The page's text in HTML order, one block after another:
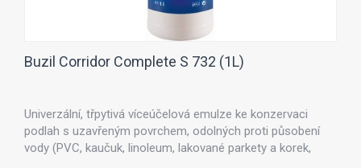
Buzil Corridor Complete S 732 (1L)
Univerzální, třpytivá víceúčelová emulze ke konzervaci
podlah s uzavřeným povrchem, odolných proti působení
vody (PVC, kaučuk, linoleum, lakované parkety a korek,